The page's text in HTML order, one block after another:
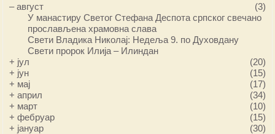
–август
(3)
У манастиру Светог Стефана Деспота српског свечано
прослављена храмовна слава
Свети Владика Николај: Недеља 9. по Духовдану
Свети пророк Илија – Илиндан
+ јул
(20)
+ јун
(15)
+ мај
(17)
+април
(34)
+ март
(10)
+фебруар
(15)
+ јануар (30)